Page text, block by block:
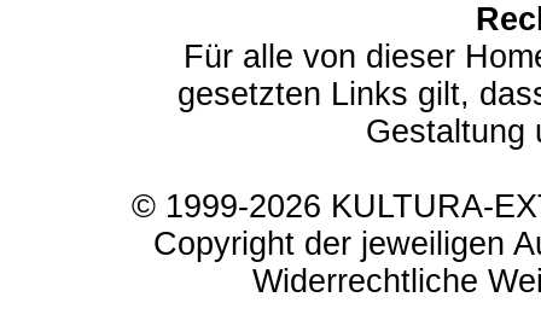
Für alle von dieser
gesetzten Links gilt,
Gestaltung
© 1999-2026 KULTURA-
Copyright der jeweiligen
Widerrechtliche